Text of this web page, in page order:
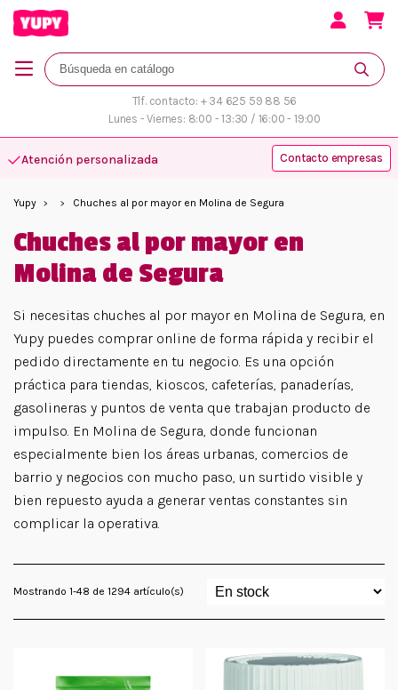
Tlf. contacto: + 34 625 59 88 56
Lunes - Viernes: 8:00 - 13:30 / 16:00 - 19:00
Atención personalizada Contacto empresas
Yupy Chuches al por mayor en Molina de Segura
Chuches al por mayor en
Molina de Segura
Si necesitas chuches al por mayor en Molina de Segura, en
Yupy puedes comprar online de forma rápida y recibir el
pedido directamente en tu negocio. Es una opción
práctica para tiendas, kioscos, cafeterías, panaderías,
gasolineras y puntos de venta que trabajan producto de
impulso. En Molina de Segura, donde funcionan
especialmente bien los áreas urbanas, comercios de
barrio y negocios con mucho paso, un surtido visible y
bien repuesto ayuda a generar ventas constantes sin
complicar la operativa.
Mostrando 1-48 de 1294 artículo(s)